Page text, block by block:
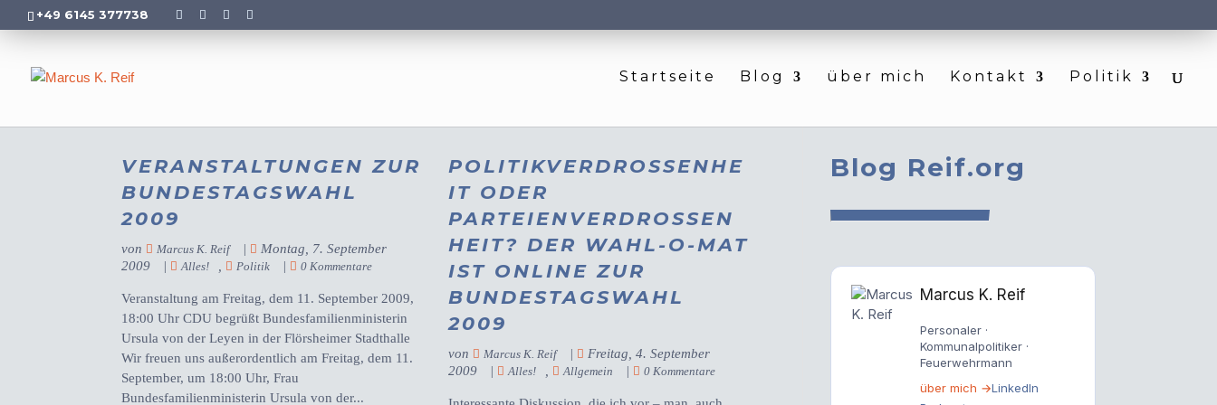
+49 6145 377738
Startseite Blog über mich Kontakt Politik
VERANSTALTUNGEN ZUR
BUNDESTAGSWAHL
2009
von Marcus K. Reif |
Montag, 7. September
2009
| Alles! Politik | 0 Kommentare
Veranstaltung am Freitag, dem 11. September 2009,
18:00 Uhr CDU begrüßt Bundesfamilienministerin
Ursula von der Leyen in der Flörsheimer Stadthalle
Wir freuen uns außerordentlich am Freitag, dem 11.
September, um 18:00 Uhr, Frau
Bundesfamilienministerin Ursula von der...
POLITIKVERDROSSENHE
IT ODER
PARTEIENVERDROSSEN
HEIT? DER WAHL-O-MAT
IST ONLINE ZUR
BUNDESTAGSWAHL
2009
von Marcus K. Reif |
Freitag, 4. September
2009
| Alles! Allgemein | 0 Kommentare
Blog Reif.org
Marcus K. Reif
Personaler ·
Kommunalpolitiker ·
Feuerwehrmann
über mich →LinkedIn